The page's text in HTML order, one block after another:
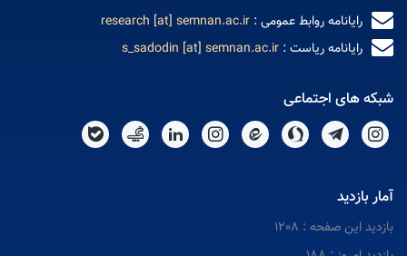
رایانامه روابط عمومی : research [at] semnan.ac.ir
رایانامه ریاست : s_sadodin [at] semnan.ac.ir
شبکه های اجتماعی
آمار بازدید
بازدید این صفحه : 1208